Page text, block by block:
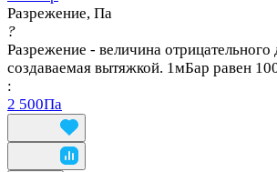
Разрежение, Па
?
Разрежение - величина отрицательного
создаваемая вытяжкой. 1мБар равен
:
2 500Па